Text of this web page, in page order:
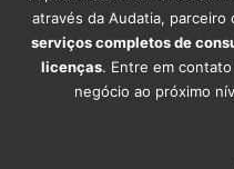
através da Audatia, parceiro
serviços completos de
licenças. Entre em
negócio ao próximo